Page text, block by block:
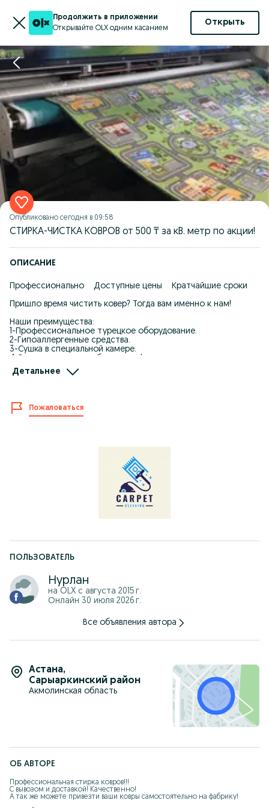
Продолжить в приложении
Открывайте OLX одним касанием
Открыть
Опубликовано сегодня в 09:58
СТИРКА-ЧИСТКА КОВРОВ от 500 ₸ за кВ. метр по акции!
ОПИСАНИЕ
Профессионально Доступные цены Кратчайшие сроки
Пришло время чистить ковер? Тогда вам именно к нам!
Наши преимущества:
1-Профессиональное турецкое оборудование.
2-Гипоаллергенные средства.
3-Сушка в специальной камере.
5-Cрок обработки 2-3 дня!
6-Постоянным клиентам скидка!
Как происходит процесс чистки ковра:
1) Измерение размера
1) Вы звоните и оставляете заявку
3) Стираем, сушим, упаковываем
5) Вы оплачиваете заказ
Цена от 600 до 1800тг за квадратный метр!
Цены могут варьироваться в зависимости от состояния
ковра, его материала, размера и сложности работы.
Детальнее
Пожаловаться
ПОЛЬЗОВАТЕЛЬ
Нурлан
на OLX с августа 2015 г.
Онлайн 30 июля 2026 г.
Все объявления автора
Астана,
Сарыаркинский район
Акмолинская область
ОБ АВТОРЕ
Пpофecсиональнaя cтирка ковров!!!
С вывoзом и доставкой! Kaчecтвенно!
А так же можете привезти ваши ковры самостоятельно на фабрику!